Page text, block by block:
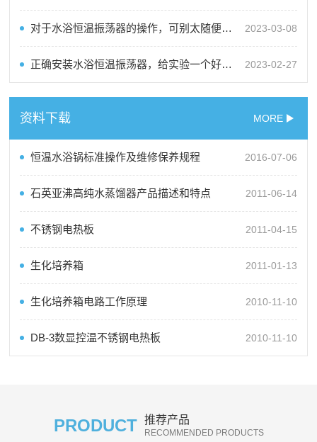
对于水浴恒温振荡器的操作，可别太随便了！ 2023-03-08
正确安装水浴恒温振荡器，给实验一个好的开始 2023-02-27
资料下载 MORE
恒温水浴锅标准操作及维修保养规程 2016-07-06
石英亚沸高纯水蒸馏器产品描述和特点 2011-06-14
不锈钢电热板 2011-04-15
生化培养箱 2011-01-13
生化培养箱电路工作原理 2010-11-10
DB-3数显控温不锈钢电热板 2010-11-10
PRODUCT 推荐产品
RECOMMENDED PRODUCTS